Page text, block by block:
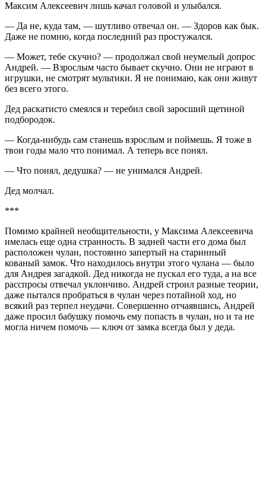
Максим Алексеевич лишь качал головой и улыбался.
— Да не, куда там, — шутливо отвечал он. — Здоров как бык.
Даже не помню, когда последний раз простужался.
— Может, тебе скучно? — продолжал свой неумелый допрос
Андрей. — Взрослым часто бывает скучно. Они не играют в
игрушки, не смотрят мультики. Я не понимаю, как они живут
без всего этого.
Дед раскатисто смеялся и теребил свой заросший щетиной
подбородок.
— Когда-нибудь сам станешь взрослым и поймешь. Я тоже в
твои годы мало что понимал. А теперь все понял.
— Что понял, дедушка? — не унимался Андрей.
Дед молчал.
***
Помимо крайней необщительности, у Максима Алексеевича
имелась еще одна странность. В задней части его дома был
расположен чулан, постоянно запертый на старинный
кованый замок. Что находилось внутри этого чулана — было
для Андрея загадкой. Дед никогда не пускал его туда, а на все
расспросы отвечал уклончиво. Андрей строил разные теории,
даже пытался пробраться в чулан через потайной ход, но
всякий раз терпел неудачи. Совершенно отчаявшись, Андрей
даже просил бабушку помочь ему попасть в чулан, но и та не
могла ничем помочь — ключ от замка всегда был у деда.